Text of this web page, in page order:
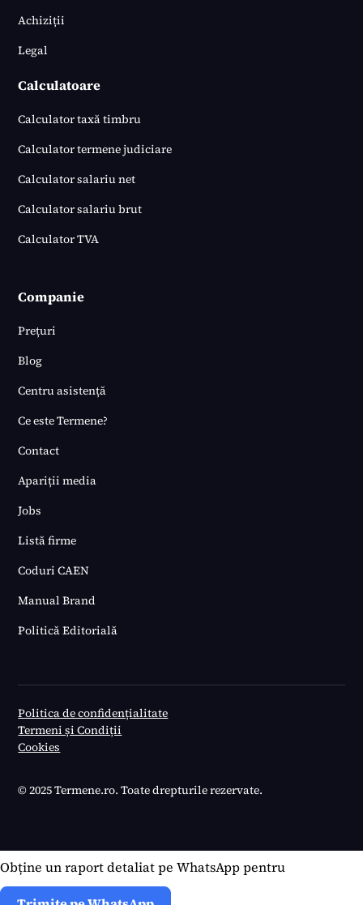
Achiziții
Legal
Calculatoare
Calculator taxă timbru
Calculator termene judiciare
Calculator salariu net
Calculator salariu brut
Calculator TVA
Companie
Prețuri
Blog
Centru asistență
Ce este Termene?
Contact
Apariții media
Jobs
Listă firme
Coduri CAEN
Manual Brand
Politică Editorială
© 2025 Termene.ro. Toate drepturile rezervate.
Politica de confidențialitate
Termeni și Condiții
Cookies
Obține un raport detaliat pe WhatsApp pentru